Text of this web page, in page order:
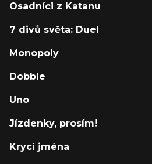
Osadníci z Katanu
7 divů světa: Duel
Monopoly
Dobble
Uno
Jízdenky, prosím!
Krycí jména